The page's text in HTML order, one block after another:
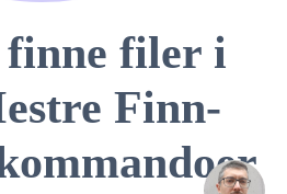
filer i
Finn-